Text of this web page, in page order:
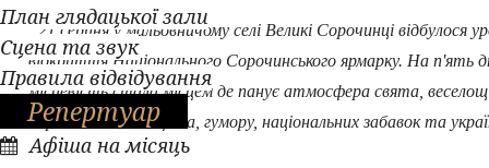
План глядацької зали
Сцена та звук
Правила відвідування
Репертуар
Афіша на місяць
21 серпня у мальовничому селі Великі Сорочинці відбулося
відкриття Національного Сорочинського ярмарку. На п'ять
місцевість стала місцем де панує атмосфера свята,
народного мистецтва, гумору, національних забавок та
пісні.